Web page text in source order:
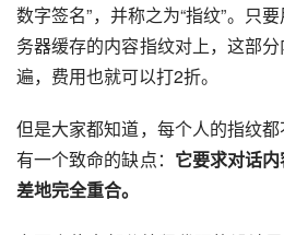
数字签名”，并称之为“指纹”。只
务器缓存的内容指纹对上，这部
遍，费用也就可以打2折。
但是大家都知道，每个人的指纹
有一个致命的缺点： 它要求对话
差地完全重合。